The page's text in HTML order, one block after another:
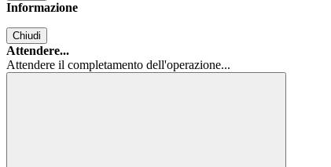
Informazione
Chiudi
Attendere...
Attendere il completamento dell'operazione...